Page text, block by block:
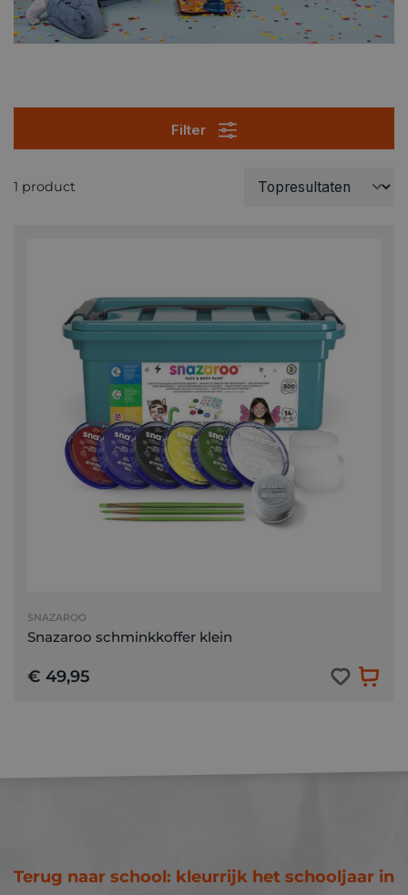
Filter
1 product
SNAZAROO
Snazaroo schminkkoffer klein
€ 49,95
Terug naar school: kleurrijk het schooljaar in